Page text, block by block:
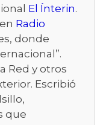
El Ínterin.
Radio
donde
Red y otros
Escribió
que